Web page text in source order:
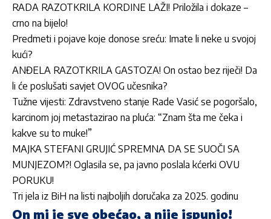
RADA RAZOTKRILA KORDINE LAŽI! Priložila i dokaze –
crno na bijelo!
Predmeti i pojave koje donose sreću: Imate li neke u svojoj
kući?
ANĐELA RAZOTKRILA GASTOZA! On ostao bez riječi! Da
li će poslušati savjet OVOG učesnika?
Tužne vijesti: Zdravstveno stanje Rade Vasić se pogoršalo,
karcinom joj metastazirao na pluća: “Znam šta me čeka i
kakve su to muke!”
MAJKA STEFANI GRUJIĆ SPREMNA DA SE SUOČI SA
MUNJEZOM?! Oglasila se, pa javno poslala kćerki OVU
PORUKU!
Tri jela iz BiH na listi najboljih doručaka za 2025. godinu
On mi je sve obećao, a nije ispunio!